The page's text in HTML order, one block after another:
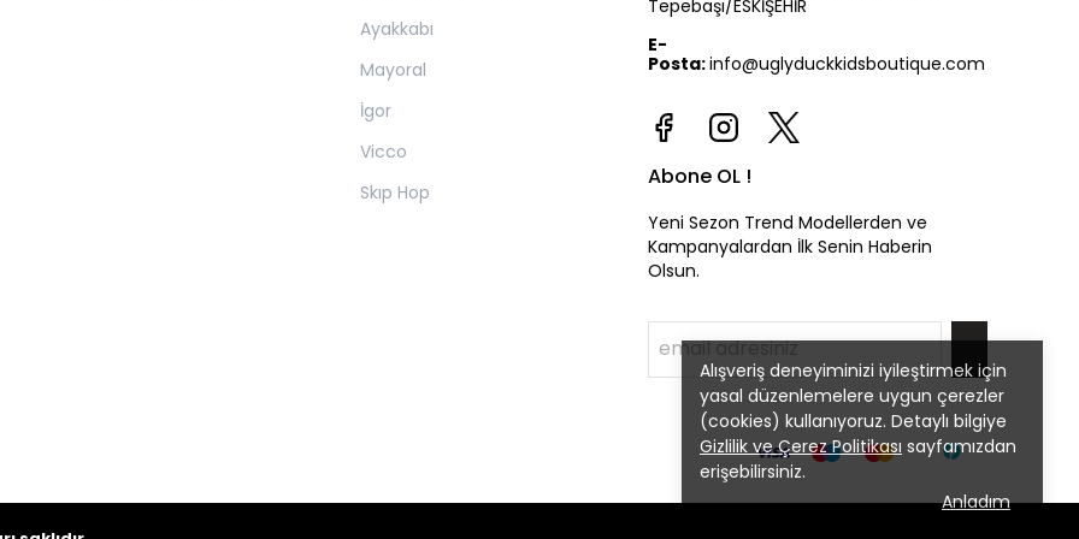
Alışveriş deneyiminizi iyileştirmek için
yasal düzenlemelere uygun çerezler
(cookies) kullanıyoruz. Detaylı bilgiye
Gizlilik ve Çerez Politikası sayfamızdan
erişebilirsiniz.
Anladım
Ayakkabı
Mayoral
İgor
Vicco
Skıp Hop
Tepebaşı/ESKİŞEHİR
E-
Posta:info@uglyduckkidsboutique.com
Abone OL !
Yeni Sezon Trend Modellerden ve
Kampanyalardan İlk Senin Haberin
Olsun.